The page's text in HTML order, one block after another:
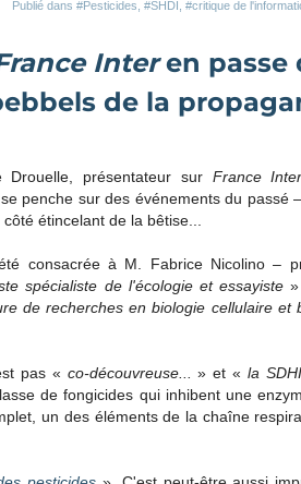
Publié dans #Pesticides #SHDI #critique de
Interen passe
de la
présentateur sur France Inter
penche sur des événements du passé
étincelant de la bêtise...
consacrée à M. Fabrice Nicolino –
spécialiste de l'écologie et essayiste
de recherches en biologie cellulaire et
pas « co-découvreuse...» et « la
de fongicides qui inhibent une
un des éléments de la chaîne